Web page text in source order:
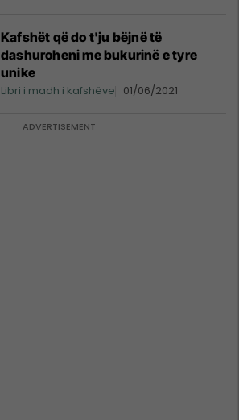
Kafshët që do t'ju bëjnë të
dashuroheni me bukurinë e tyre
unike
Libri i madh i kafshëve 01/06/2021